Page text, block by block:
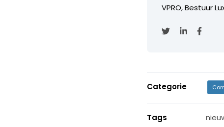
VPRO, Bestuur
Categorie
Tags